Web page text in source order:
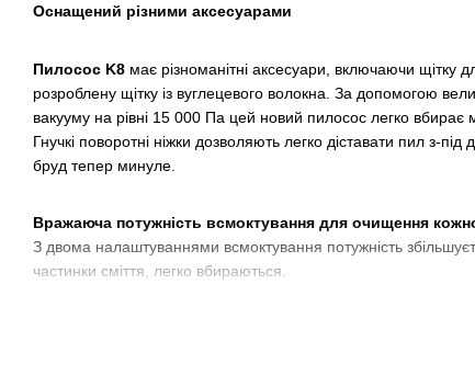
Оснащений різними аксесуарами
Пилосос K8 має різноманітні аксесуари, включаючи щітку
розроблену щітку із вуглецевого волокна. За допомогою
вакууму на рівні 15 000 Па цей новий пилосос легко вбирає
Гнучкі поворотні ніжки дозволяють легко діставати пил з-
бруд тепер минуле.
Вражаюча потужність всмоктування для очищення
З двома налаштуваннями всмоктування потужність
частинки сміття, легко вбираються.